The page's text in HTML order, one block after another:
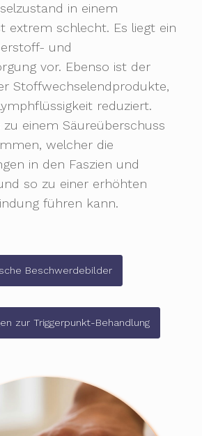
in einem
extrem schlecht. Es liegt ein
und
vor. Ebenso ist der
Stoffwechselendprodukte,
reduziert.
einem Säureüberschuss
welcher die
in den Faszien und
so zu einer erhöhten
führen kann.
Beschwerdebilder
zur Triggerpunkt-Behandlung